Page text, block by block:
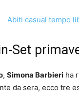
Set
, Simona Barbieri ha
da sera, ecco tre